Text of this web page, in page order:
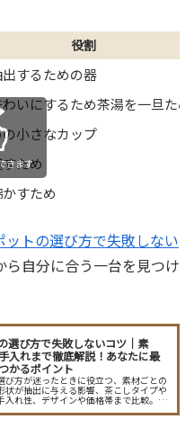
役割
するための器
いにするため茶湯を一旦た
小さなカップ
ため
すため
きます
ットの選び方で失敗しない
自分に合う一台を見つけ
選び方で失敗しないコツ｜素
入れまで徹底解説！あなたに最
かるポイント
び方が迷ったときに役立つ、素材ごとの
状が抽出に与える影響、茶こしタイプや
入れ性、デザインや価格帯まで比較。紅
使い別の最適な選び方と長持ちさせるコ
たりの一台が見つかります。細かな選び